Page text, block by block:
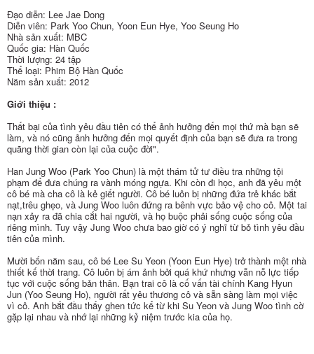
Đạo diễn: Lee Jae Dong
Diễn viên: Park Yoo Chun, Yoon Eun Hye, Yoo Seung Ho
Nhà sản xuất: MBC
Quốc gia: Hàn Quốc
Thời lượng: 24 tập
Thể loại: Phim Bộ Hàn Quốc
Năm sản xuất: 2012
Giới thiệu :
Thất bại của tình yêu đầu tiên có thể ảnh hưởng đến mọi thứ mà bạn sẽ
làm, và nó cũng ảnh hưởng đến mọi quyết định của bạn sẽ đưa ra trong
quãng thời gian còn lại của cuộc đời".
Han Jung Woo (Park Yoo Chun) là một thám tử tư điều tra những tội
phạm để đưa chúng ra vành móng ngựa. Khi còn đi học, anh đã yêu một
cô bé mà cha cô là kẻ giết người. Cô bé luôn bị những đứa trẻ khác bắt
nạt,trêu ghẹo, và Jung Woo luôn đứng ra bênh vực bảo vệ cho cô. Một tai
nạn xảy ra đã chia cắt hai người, và họ buộc phải sống cuộc sống của
riêng mình. Tuy vậy Jung Woo chưa bao giờ có ý nghĩ từ bỏ tình yêu đầu
tiên của mình.
Mười bốn năm sau, cô bé Lee Su Yeon (Yoon Eun Hye) trở thành một nhà
thiết kế thời trang. Cô luôn bị ám ảnh bởi quá khứ nhưng vẫn nỗ lực tiếp
tục với cuộc sống bản thân. Bạn trai cô là cố vấn tài chính Kang Hyun
Jun (Yoo Seung Ho), người rất yêu thương cô và sẵn sàng làm mọi việc
vì cô. Anh bắt đầu thấy ghen tức kể từ khi Su Yeon và Jung Woo tình cờ
gặp lại nhau và nhớ lại những kỷ niệm trước kia của họ.